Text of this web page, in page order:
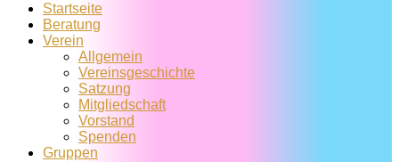
Startseite
Beratung
Verein
Allgemein
Vereins­geschichte
Satzung
Mitglied­schaft
Vorstand
Spenden
Gruppen